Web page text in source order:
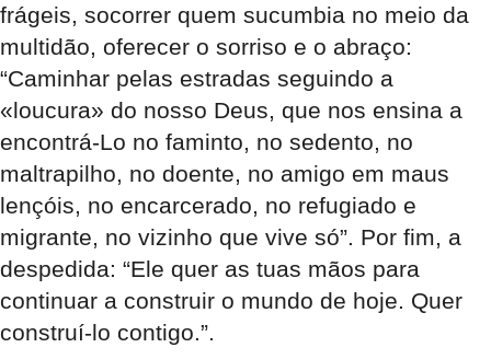
frágeis, socorrer quem sucumbia no meio da
multidão, oferecer o sorriso e o abraço:
“Caminhar pelas estradas seguindo a
«loucura» do nosso Deus, que nos ensina a
encontrá-Lo no faminto, no sedento, no
maltrapilho, no doente, no amigo em maus
lençóis, no encarcerado, no refugiado e
migrante, no vizinho que vive só”. Por fim, a
despedida: “Ele quer as tuas mãos para
continuar a construir o mundo de hoje. Quer
construí-lo contigo.”.